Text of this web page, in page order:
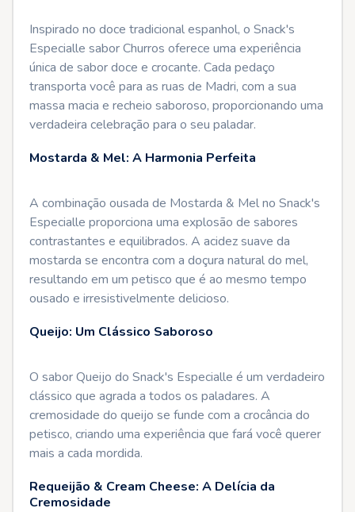
Inspirado no doce tradicional espanhol, o Snack's
Especialle sabor Churros oferece uma experiência
única de sabor doce e crocante. Cada pedaço
transporta você para as ruas de Madri, com a sua
massa macia e recheio saboroso, proporcionando uma
verdadeira celebração para o seu paladar.
Mostarda & Mel: A Harmonia Perfeita
A combinação ousada de Mostarda & Mel no Snack's
Especialle proporciona uma explosão de sabores
contrastantes e equilibrados. A acidez suave da
mostarda se encontra com a doçura natural do mel,
resultando em um petisco que é ao mesmo tempo
ousado e irresistivelmente delicioso.
Queijo: Um Clássico Saboroso
O sabor Queijo do Snack's Especialle é um verdadeiro
clássico que agrada a todos os paladares. A
cremosidade do queijo se funde com a crocância do
petisco, criando uma experiência que fará você querer
mais a cada mordida.
Requeijão & Cream Cheese: A Delícia da
Cremosidade